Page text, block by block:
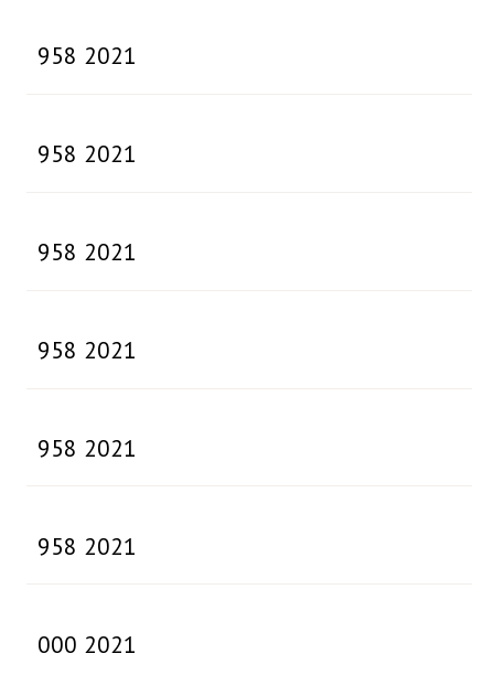
958 2021
958 2021
958 2021
958 2021
958 2021
958 2021
000 2021